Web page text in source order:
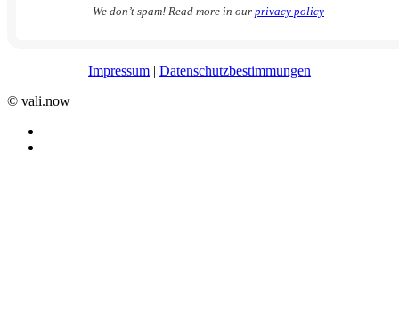
We don’t spam! Read more in our privacy policy
Impressum | Datenschutzbestimmungen
©️ vali.now